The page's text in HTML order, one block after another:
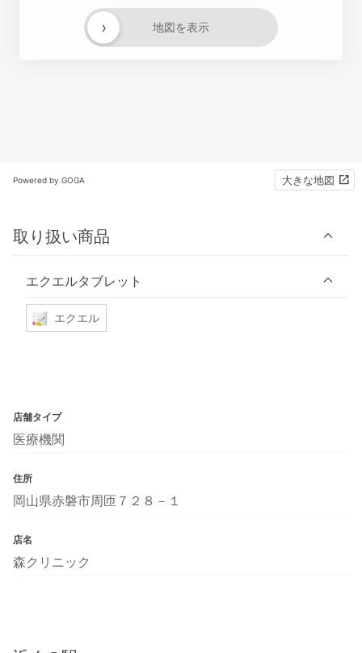
地図を表示
›
Powered by GOGA 大きな地図
取り扱い商品
エクエルタブレット
エクエル
店舗タイプ
医療機関
住所
岡山県赤磐市周匝７２８－１
店名
森クリニック